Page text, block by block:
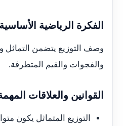
الفكرة الرياضية الأساسية
وصف التوزيع يتضمن التماثل
والفجوات والقيم المتطرفة.
القوانين والعلاقات
التوزيع المتماثل يكون